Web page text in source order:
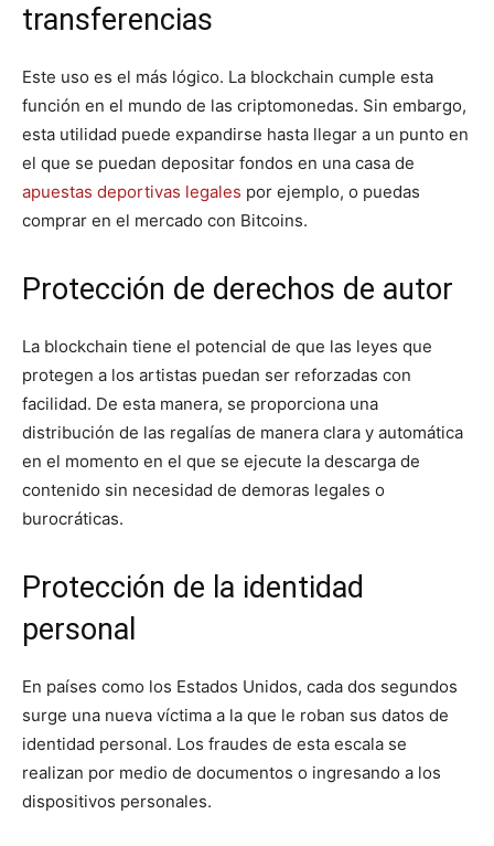
transferencias
Este uso es el más lógico. La blockchain cumple esta
función en el mundo de las criptomonedas. Sin embargo,
esta utilidad puede expandirse hasta llegar a un punto en
el que se puedan depositar fondos en una casa de
apuestas deportivas legales por ejemplo, o puedas
comprar en el mercado con Bitcoins.
Protección de derechos de autor
La blockchain tiene el potencial de que las leyes que
protegen a los artistas puedan ser reforzadas con
facilidad. De esta manera, se proporciona una
distribución de las regalías de manera clara y automática
en el momento en el que se ejecute la descarga de
contenido sin necesidad de demoras legales o
burocráticas.
Protección de la identidad
personal
En países como los Estados Unidos, cada dos segundos
surge una nueva víctima a la que le roban sus datos de
identidad personal. Los fraudes de esta escala se
realizan por medio de documentos o ingresando a los
dispositivos personales.